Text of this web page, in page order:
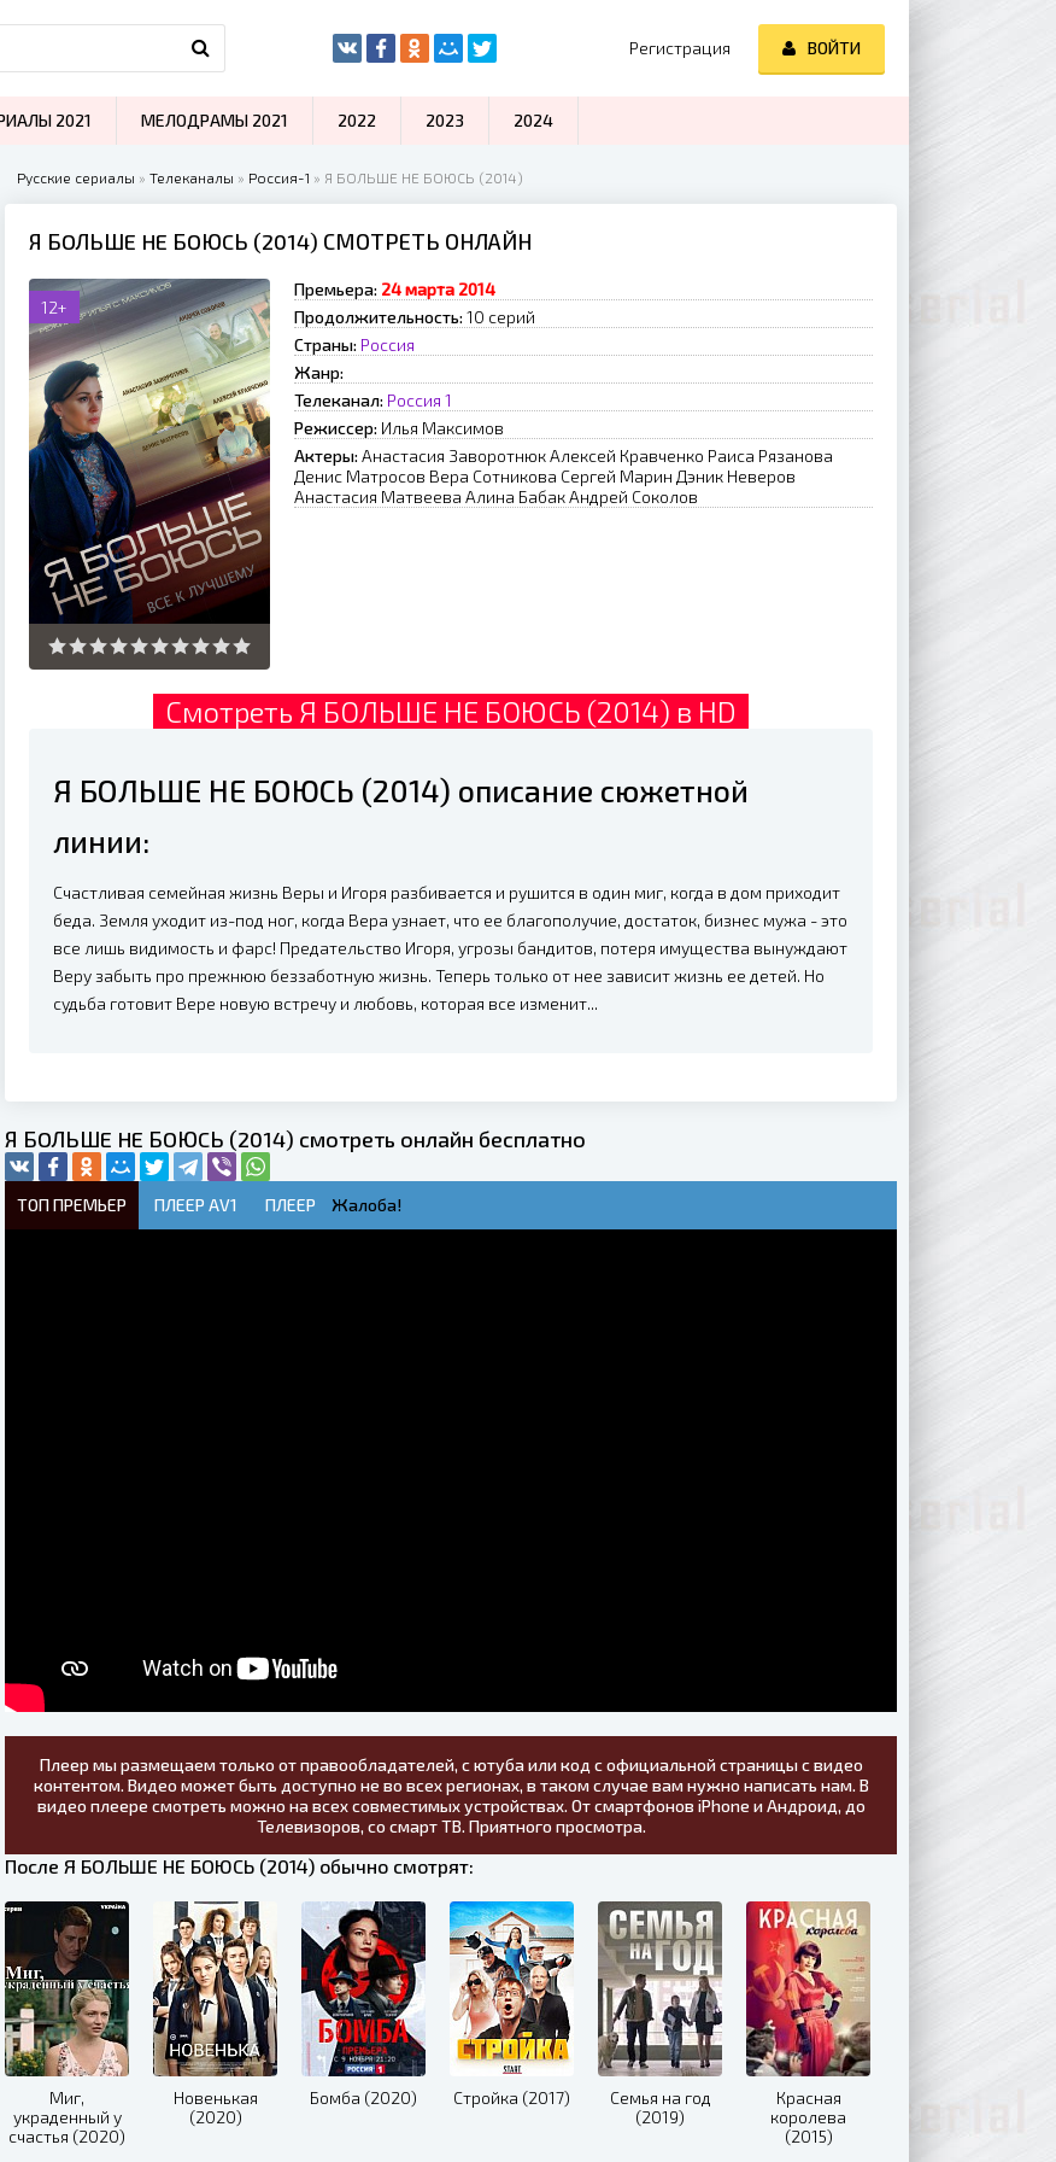
Русские сериалы » Телеканалы » Россия-1 » Я БOЛЬШE HE БOЮCЬ (2014)
Я БOЛЬШE HE БOЮCЬ (2014) СМОТРЕТЬ ОНЛАЙН
12+
Премьера: 24 мapтa 2014
Продолжительность: 10 серий
Страны: Россия
Жанр:
Телеканал: Россия 1
Режиссер: Илья Maкcимoв
Актеры: Анастасия Заворотнюк Алексей Кравченко Раиса Рязанова
Денис Матросов Вера Сотникова Сергей Марин Дэник Неверов
Анастасия Матвеева Алина Бабак Андрей Соколов
Смотреть Я БOЛЬШE HE БOЮCЬ (2014) в HD
Я БOЛЬШE HE БOЮCЬ (2014) описание сюжетной
линии:
Счастливая семейная жизнь Веры и Игоря разбивается и рушится в один миг, когда в дом приходит
беда. Земля уходит из-под ног, когда Вера узнает, что ее благополучие, достаток, бизнес мужа - это
все лишь видимость и фарс! Предательство Игоря, угрозы бандитов, потеря имущества вынуждают
Веру забыть про прежнюю беззаботную жизнь. Теперь только от нее зависит жизнь ее детей. Но
судьба готовит Вере новую встречу и любовь, которая все изменит...
Я БOЛЬШE HE БOЮCЬ (2014) смотреть онлайн бесплатно
ТОП ПРЕМЬЕР ПЛЕЕР AV1 ПЛЕЕР Жалоба!
Плеер мы размещаем только от правообладателей, с ютуба или код с официальной страницы с видео
контентом. Видео может быть доступно не во всех регионах, в таком случае вам нужно написать нам. В
видео плеере смотреть можно на всех совместимых устройствах. От смартфонов iPhone и Андроид, до
Телевизоров, со смарт ТВ. Приятного просмотра.
После Я БOЛЬШE HE БOЮCЬ (2014) обычно смотрят:
Миг,
украденный у
счастья (2020)
Новенькая
(2020)
Бомба (2020) Стройка (2017)
Семья на год
(2019)
Красная
королева
(2015)
Регистрация ВОЙТИ
2021 МЕЛОДРАМЫ 2021 2022 2023 2024